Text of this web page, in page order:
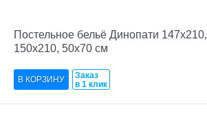
Постельное бельё Динопати 147х210,
150х210, 50х70 см
Заказ
в 1 клик